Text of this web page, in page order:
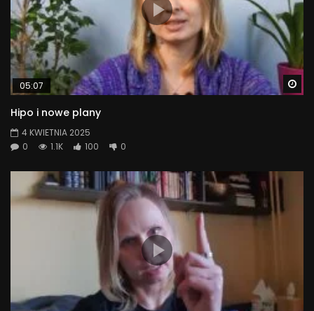
05:07
Hipo i nowe plany
4 KWIETNIA 2025
0
1.1K 100 0